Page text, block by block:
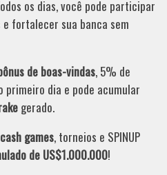
os dias, você pode participar
fortalecer sua banca sem
de boas-vindas, 5% de
primeiro dia e pode acumular
gerado.
cash games, torneios e SPINUP
de US$1.000.000!